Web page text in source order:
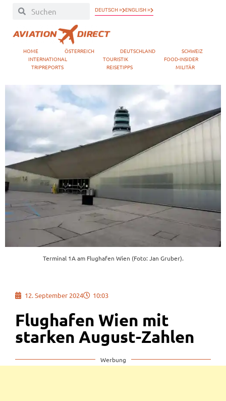
DEUTSCH » ENGLISH »
HOME ÖSTERREICH DEUTSCHLAND
SCHWEIZ
INTERNATIONAL
TOURISTIK
FOOD-INSIDER
TRIPREPORTS
REISETIPPS MILITÄR
Terminal 1A am Flughafen Wien (Foto: Jan Gruber).
12. September 2024 10:03
Flughafen Wien mit
starken August-Zahlen
Werbung